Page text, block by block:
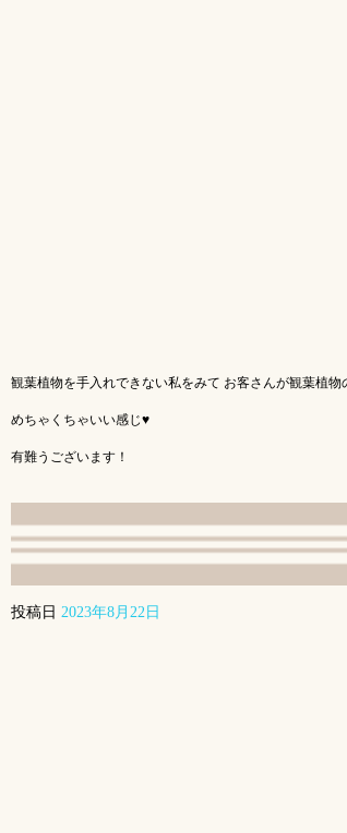
観葉植物を手入れできない私をみて お客さんが観葉植
めちゃくちゃいい感じ♥️
有難うございます！
投稿日 2023年8月22日